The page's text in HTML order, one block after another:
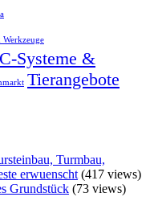
Werkzeuge
Systeme &
Tierangebote
Turmbau,
erwuenscht (417 views)
Grundstück (73 views)